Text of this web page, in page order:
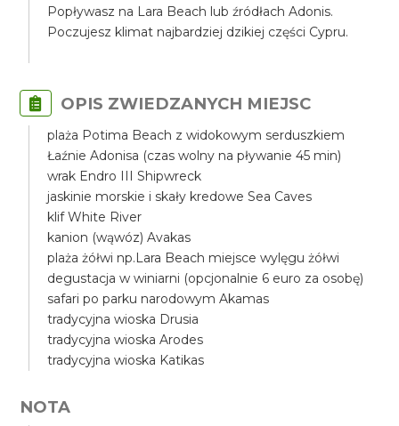
Popływasz na Lara Beach lub źródłach Adonis.
Poczujesz klimat najbardziej dzikiej części Cypru.
OPIS ZWIEDZANYCH MIEJSC
plaża Potima Beach z widokowym serduszkiem
Łaźnie Adonisa (czas wolny na pływanie 45 min)
wrak Endro III Shipwreck
jaskinie morskie i skały kredowe Sea Caves
klif White River
kanion (wąwóz) Avakas
plaża żółwi np.Lara Beach miejsce wylęgu żółwi
degustacja w winiarni (opcjonalnie 6 euro za osobę)
safari po parku narodowym Akamas
tradycyjna wioska Drusia
tradycyjna wioska Arodes
tradycyjna wioska Katikas
NOTA